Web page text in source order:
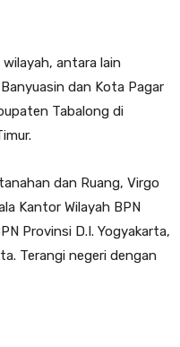
antara lain
dan Kota Pagar
Tabalong di
dan Ruang, Virgo
Kantor Wilayah BPN
Provinsi D.I. Yogyakarta,
Terangi negeri dengan